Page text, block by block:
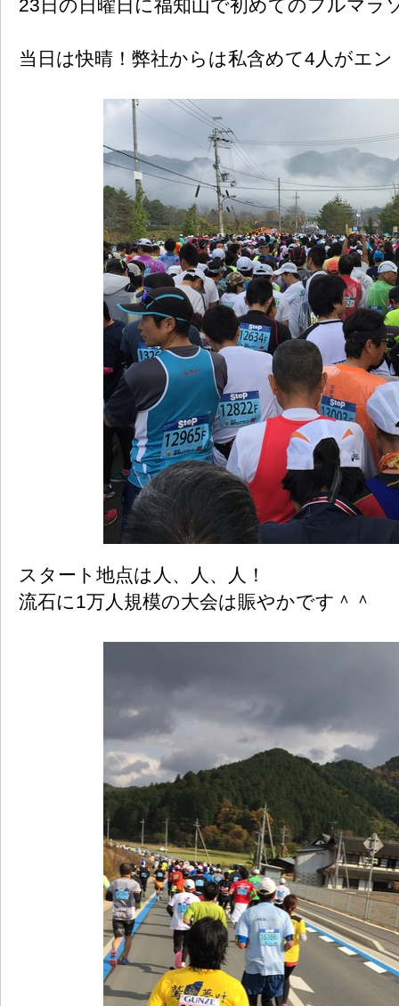
23日の日曜日に福知山で初めてのフルマラ
当日は快晴！弊社からは私含めて4人がエ
スタート地点は人、人、人！
流石に1万人規模の大会は賑やかです＾＾